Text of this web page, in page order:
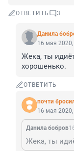
ОТВЕТИТЬ 3
Данила
16 мая
Жека, ты
хорошенько.
ОТВЕТИТЬ
почти
16 мая
Данила бобров